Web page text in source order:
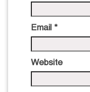
Email *
Website